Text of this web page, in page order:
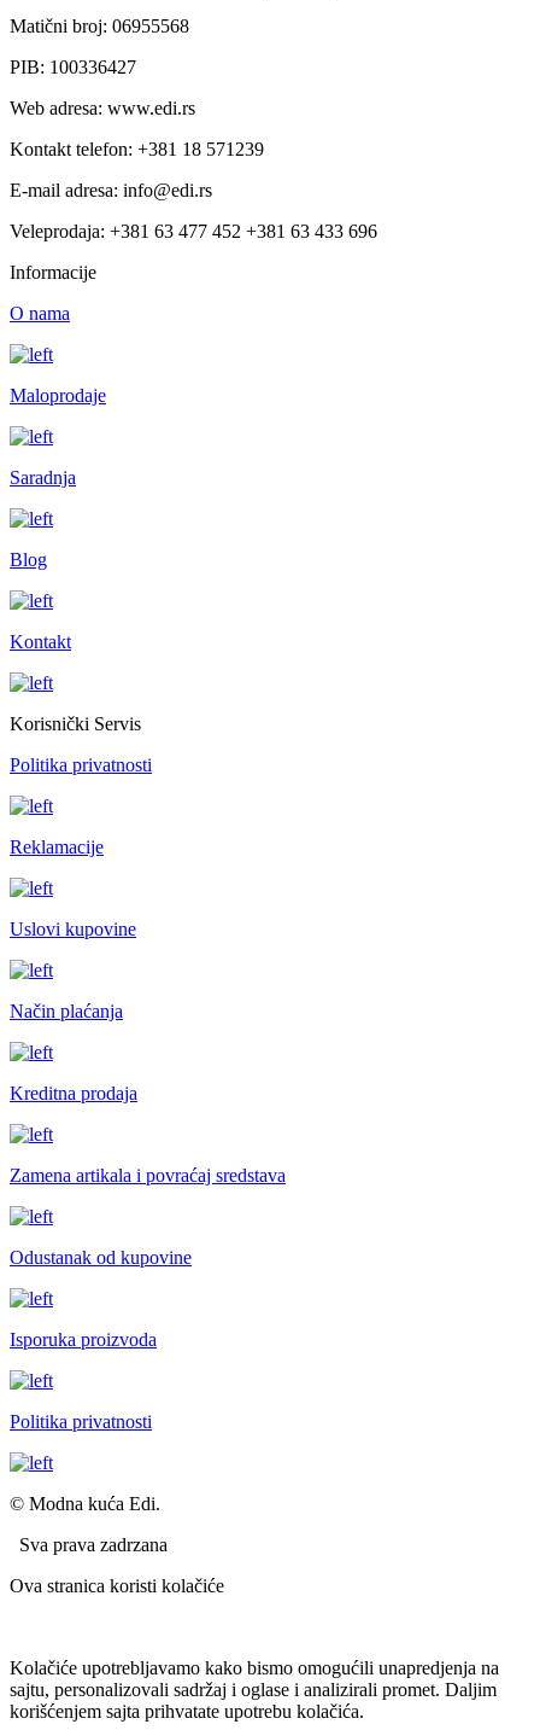
Matični broj: 06955568
PIB: 100336427
Web adresa: www.edi.rs
Kontakt telefon: +381 18 571239
E-mail adresa: info@edi.rs
Veleprodaja: +381 63 477 452 +381 63 433 696
Informacije
O nama
Maloprodaje
Saradnja
Blog
Kontakt
Korisnički Servis
Politika privatnosti
Reklamacije
Uslovi kupovine
Način plaćanja
Kreditna prodaja
Zamena artikala i povraćaj sredstava
Odustanak od kupovine
Isporuka proizvoda
Politika privatnosti
© Modna kuća Edi.
Sva prava zadrzana
Ova stranica koristi kolačiće
Kolačiće upotrebljavamo kako bismo omogućili unapredjenja na
sajtu, personalizovali sadržaj i oglase i analizirali promet. Daljim
korišćenjem sajta prihvatate upotrebu kolačića.